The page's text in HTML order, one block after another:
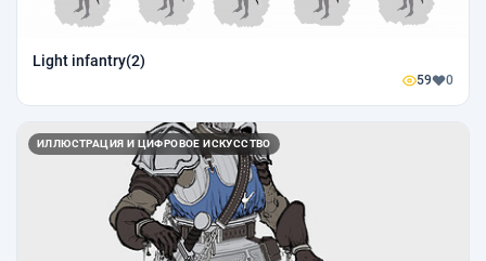
Light infantry(2)
59 0
ИЛЛЮСТРАЦИЯ И ЦИФРОВОЕ ИСКУССТВО